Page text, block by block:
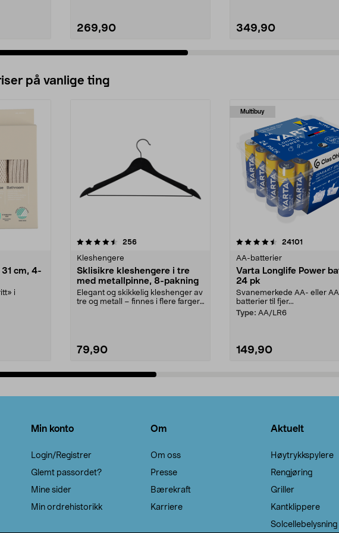
269,90 349,90
på vanlige ting
cm, 4-
i
256anmeldelser
Kleshengere
Sklisikre kleshengere i tre
med metallpinne, 8-pakning
Elegant og skikkelig kleshenger av
tre og metall – finnes i flere farger.
79,90
Multibuy
4.5av 5 stjerner 24101
AA-batterier
Varta Longlife Power
24 pk
Svanemerkede AA- eller
batterier til fjer...
Type: AA/LR6
149,90
4.5av 5 stjerner
Min konto
Login/Registrer
Glemt passordet?
Mine sider
Min ordrehistorikk
Om
Om oss
Presse
Bærekraft
Karriere
Aktuelt
Høytrykkspylere
Rengjøring
Griller
Kantklippere
Solcellebelysning